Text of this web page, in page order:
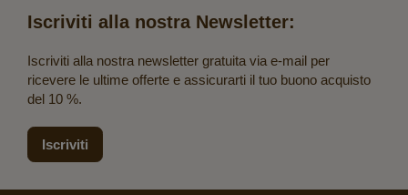
Iscriviti alla nostra Newsletter:
Iscriviti alla nostra newsletter gratuita via e-mail per
ricevere le ultime offerte e assicurarti il tuo buono acquisto
del 10 %.
Iscriviti